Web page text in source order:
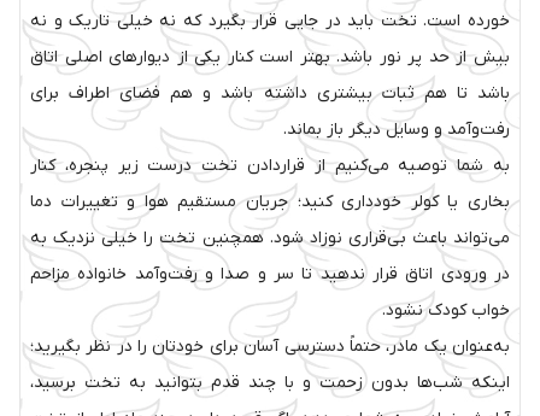
خورده است. تخت باید در جایی قرار بگیرد که نه خیلی تاریک و نه
بیش از حد پر نور باشد. بهتر است کنار یکی از دیوارهای اصلی اتاق
باشد تا هم ثبات بیشتری داشته باشد و هم فضای اطراف برای
رفت‌وآمد و وسایل دیگر باز بماند.
به شما توصیه می‌کنیم از قراردادن تخت درست زیر پنجره، کنار
بخاری یا کولر خودداری کنید؛ جریان مستقیم هوا و تغییرات دما
می‌تواند باعث بی‌قراری نوزاد شود. همچنین تخت را خیلی نزدیک به
در ورودی اتاق قرار ندهید تا سر و صدا و رفت‌وآمد خانواده مزاحم
خواب کودک نشود.
به‌عنوان یک مادر، حتماً دسترسی آسان برای خودتان را در نظر بگیرید؛
اینکه شب‌ها بدون زحمت و با چند قدم بتوانید به تخت برسید،